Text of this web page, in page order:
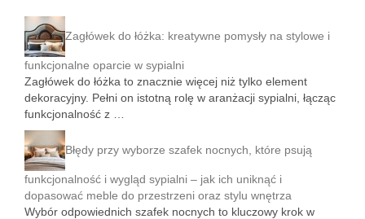
Zagłówek do łóżka: kreatywne pomysły na stylowe i
funkcjonalne oparcie w sypialni
Zagłówek do łóżka to znacznie więcej niż tylko element
dekoracyjny. Pełni on istotną rolę w aranżacji sypialni, łącząc
funkcjonalność z …
Błędy przy wyborze szafek nocnych, które psują
funkcjonalność i wygląd sypialni – jak ich uniknąć i
dopasować meble do przestrzeni oraz stylu wnętrza
Wybór odpowiednich szafek nocnych to kluczowy krok w